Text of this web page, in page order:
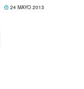
24 MAYO 2013